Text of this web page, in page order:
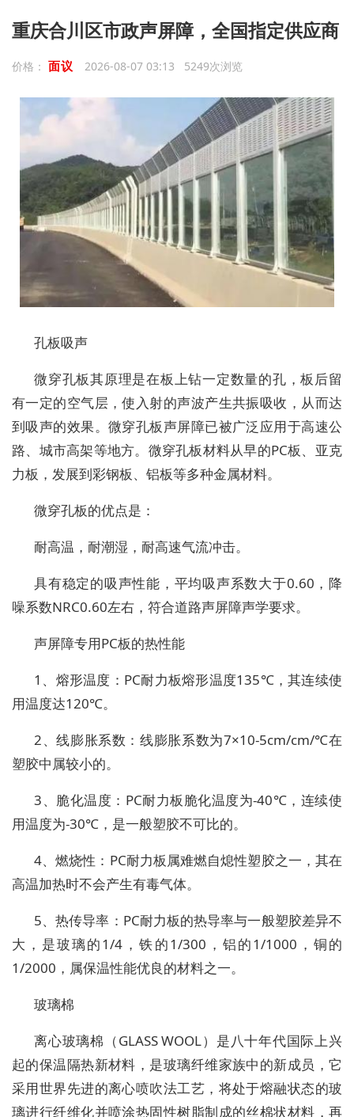
重庆合川区市政声屏障，全国指定供应商
价格： 面议 2026-08-07 03:13 5249次浏览
孔板吸声
微穿孔板其原理是在板上钻一定数量的孔，板后留
有一定的空气层，使入射的声波产生共振吸收，从而达
到吸声的效果。微穿孔板声屏障已被广泛应用于高速公
路、城市高架等地方。微穿孔板材料从早的PC板、亚克
力板，发展到彩钢板、铝板等多种金属材料。
微穿孔板的优点是：
耐高温，耐潮湿，耐高速气流冲击。
具有稳定的吸声性能，平均吸声系数大于0.60，降
噪系数NRC0.60左右，符合道路声屏障声学要求。
声屏障专用PC板的热性能
1、熔形温度：PC耐力板熔形温度135℃，其连续使
用温度达120℃。
2、线膨胀系数：线膨胀系数为7×10-5cm/cm/℃在
塑胶中属较小的。
3、脆化温度：PC耐力板脆化温度为-40℃，连续使
用温度为-30℃，是一般塑胶不可比的。
4、燃烧性：PC耐力板属难燃自熄性塑胶之一，其在
高温加热时不会产生有毒气体。
5、热传导率：PC耐力板的热导率与一般塑胶差异不
大，是玻璃的1/4，铁的1/300，铝的1/1000，铜的
1/2000，属保温性能优良的材料之一。
玻璃棉
离心玻璃棉（GLASS WOOL）是八十年代国际上兴
起的保温隔热新材料，是玻璃纤维家族中的新成员，它
采用世界先进的离心喷吹法工艺，将处于熔融状态的玻
璃进行纤维化并喷涂热固性树脂制成的丝棉状材料，再